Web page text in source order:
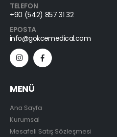
TELEFON
+90 (542) 857 31 32
EPOSTA
info@gokcemedical.com
MENÜ
Ana Sayfa
Kurumsal
Mesafeli Satış Sözleşmesi